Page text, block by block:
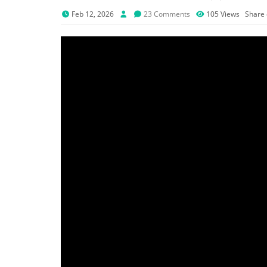
Feb 12, 2026 23 Comments 105 Views Share